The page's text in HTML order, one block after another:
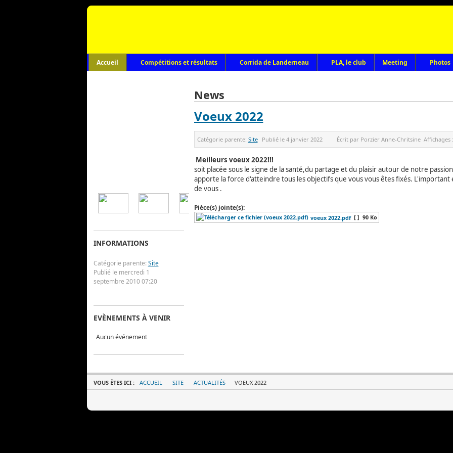
Accueil Compétitions et résultats Corrida de Landerneau PLA, le club Meeting Photos
News
Voeux 2022
Catégorie parente: Site Publié le 4 janvier 2022 Écrit par Porzier Anne-Chritsine Affichages
Meilleurs voeux 2022!!!
soit placée sous le signe de la santé,du partage et du plaisir autour de notre
apporte la force d'atteindre tous les objectifs que vous vous êtes fixés.
de vous .
Pièce(s) jointe(s):
voeux 2022.pdf [ ] 90 Ko
INFORMATIONS
Catégorie parente:Site
Publié le mercredi 1
septembre 2010 07:20
EVÈNEMENTS À VENIR
Aucun événement
VOUS ÊTES ICI : ACCUEIL SITE ACTUALITÉS VOEUX 2022